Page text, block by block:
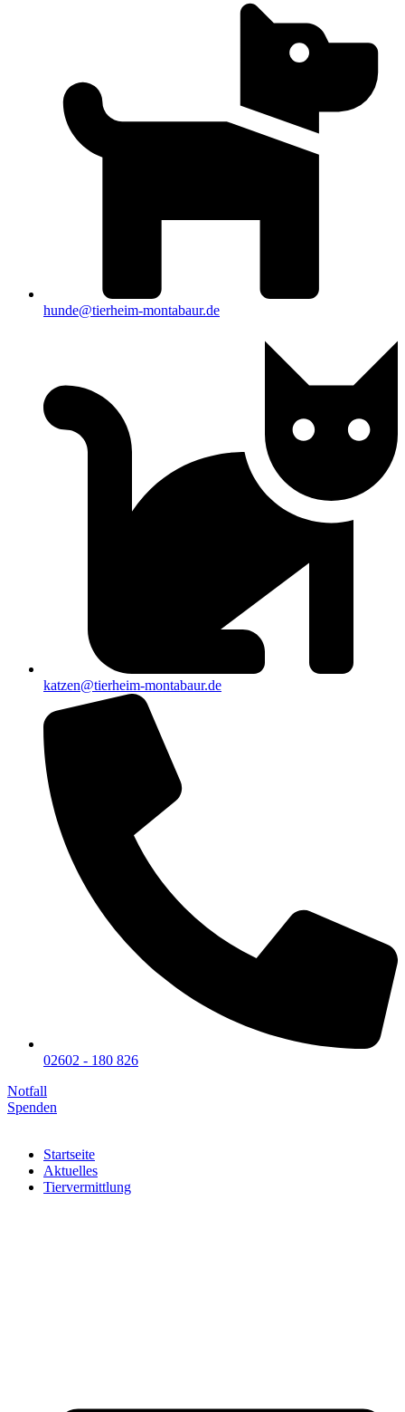
hunde@tierheim-montabaur.de
katzen@tierheim-montabaur.de
02602 - 180 826
Notfall
Spenden
Startseite
Aktuelles
Tiervermittlung